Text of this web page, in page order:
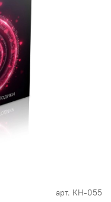
арт. КН-055